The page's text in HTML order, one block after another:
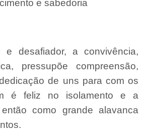
e sabedoria
e desafiador, a convivência,
pressupõe compreensão,
de uns para com os
é feliz no isolamento e a
como grande alavanca